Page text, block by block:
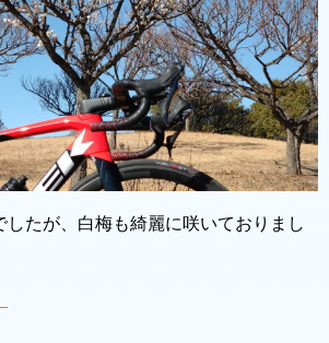
たが、白梅も綺麗に咲いておりまし